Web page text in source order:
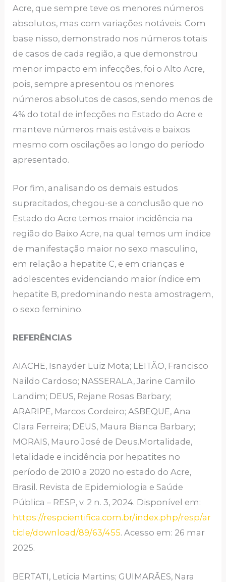
Acre, que sempre teve os menores números
absolutos, mas com variações notáveis. Com
base nisso, demonstrado nos números totais
de casos de cada região, a que demonstrou
menor impacto em infecções, foi o Alto Acre,
pois, sempre apresentou os menores
números absolutos de casos, sendo menos de
4% do total de infecções no Estado do Acre e
manteve números mais estáveis e baixos
mesmo com oscilações ao longo do período
apresentado.
Por fim, analisando os demais estudos
supracitados, chegou-se a conclusão que no
Estado do Acre temos maior incidência na
região do Baixo Acre, na qual temos um índice
de manifestação maior no sexo masculino,
em relação a hepatite C, e em crianças e
adolescentes evidenciando maior índice em
hepatite B, predominando nesta amostragem,
o sexo feminino.
REFERÊNCIAS
AIACHE, Isnayder Luiz Mota; LEITÃO, Francisco
Naildo Cardoso; NASSERALA, Jarine Camilo
Landim; DEUS, Rejane Rosas Barbary;
ARARIPE, Marcos Cordeiro; ASBEQUE, Ana
Clara Ferreira; DEUS, Maura Bianca Barbary;
MORAIS, Mauro José de Deus.Mortalidade,
letalidade e incidência por hepatites no
período de 2010 a 2020 no estado do Acre,
Brasil. Revista de Epidemiologia e Saúde
Pública – RESP, v. 2 n. 3, 2024. Disponível em:
https://respcientifica.com.br/index.php/resp/ar
ticle/download/89/63/455. Acesso em: 26 mar
2025.
BERTATI, Letícia Martins; GUIMARÃES, Nara